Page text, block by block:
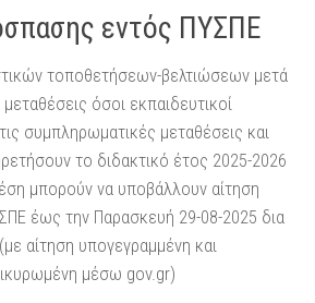
εντός ΠΥΣΠΕ
τοποθετήσεων-βελτιώσεων μετά
όσοι εκπαιδευτικοί
συμπληρωματικές μεταθέσεις και
το διδακτικό έτος 2025-2026
μπορούν να υποβάλλουν αίτηση
έως την Παρασκευή 29-08-2025 δια
αίτηση υπογεγραμμένη και
μέσω gov.gr)